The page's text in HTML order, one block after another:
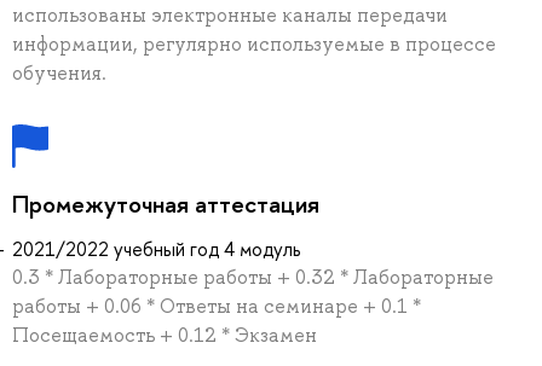
использованы электронные каналы передачи
информации, регулярно используемые в процессе
обучения.
Промежуточная аттестация
2021/2022 учебный год 4 модуль
0.3 * Лабораторные работы + 0.32 * Лабораторные
работы + 0.06 * Ответы на семинаре + 0.1 *
Посещаемость + 0.12 * Экзамен